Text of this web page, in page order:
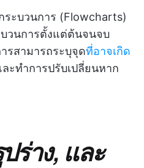
ระบวนการ (Flowcharts)
วนการตั้งแต่ต้นจนจบ
รสามารถระบุจุดที่อาจเกิด
ะทำการปรับเปลี่ยนหาก
าง, และ